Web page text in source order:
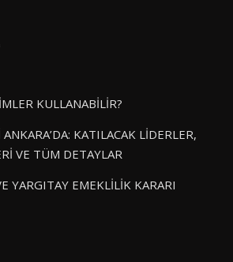
KULLANABİLİR?
KATILACAK LİDERLER,
VE TÜM DETAYLAR
YARGITAY EMEKLİLİK KARARI